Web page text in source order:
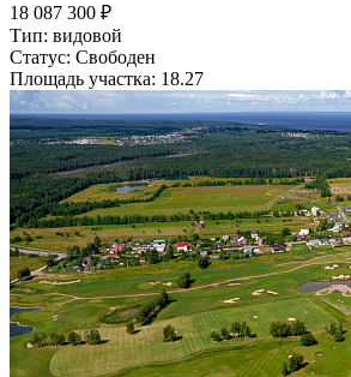
18 087 300 ₽
Тип: видовой
Статус: Свободен
Площадь участка: 18.27